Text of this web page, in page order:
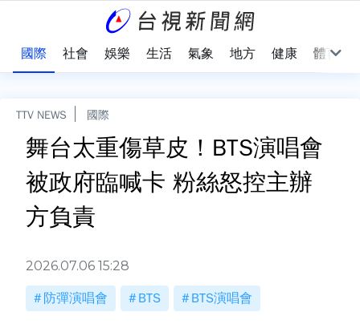
國際 社會 娛樂 生活 氣象 地方 健康 體育
TTV NEWS 國際
舞台太重傷草皮！BTS演唱會
被政府臨喊卡 粉絲怒控主辦
方負責
2026.07.06 15:28
防彈演唱會 BTS BTS演唱會